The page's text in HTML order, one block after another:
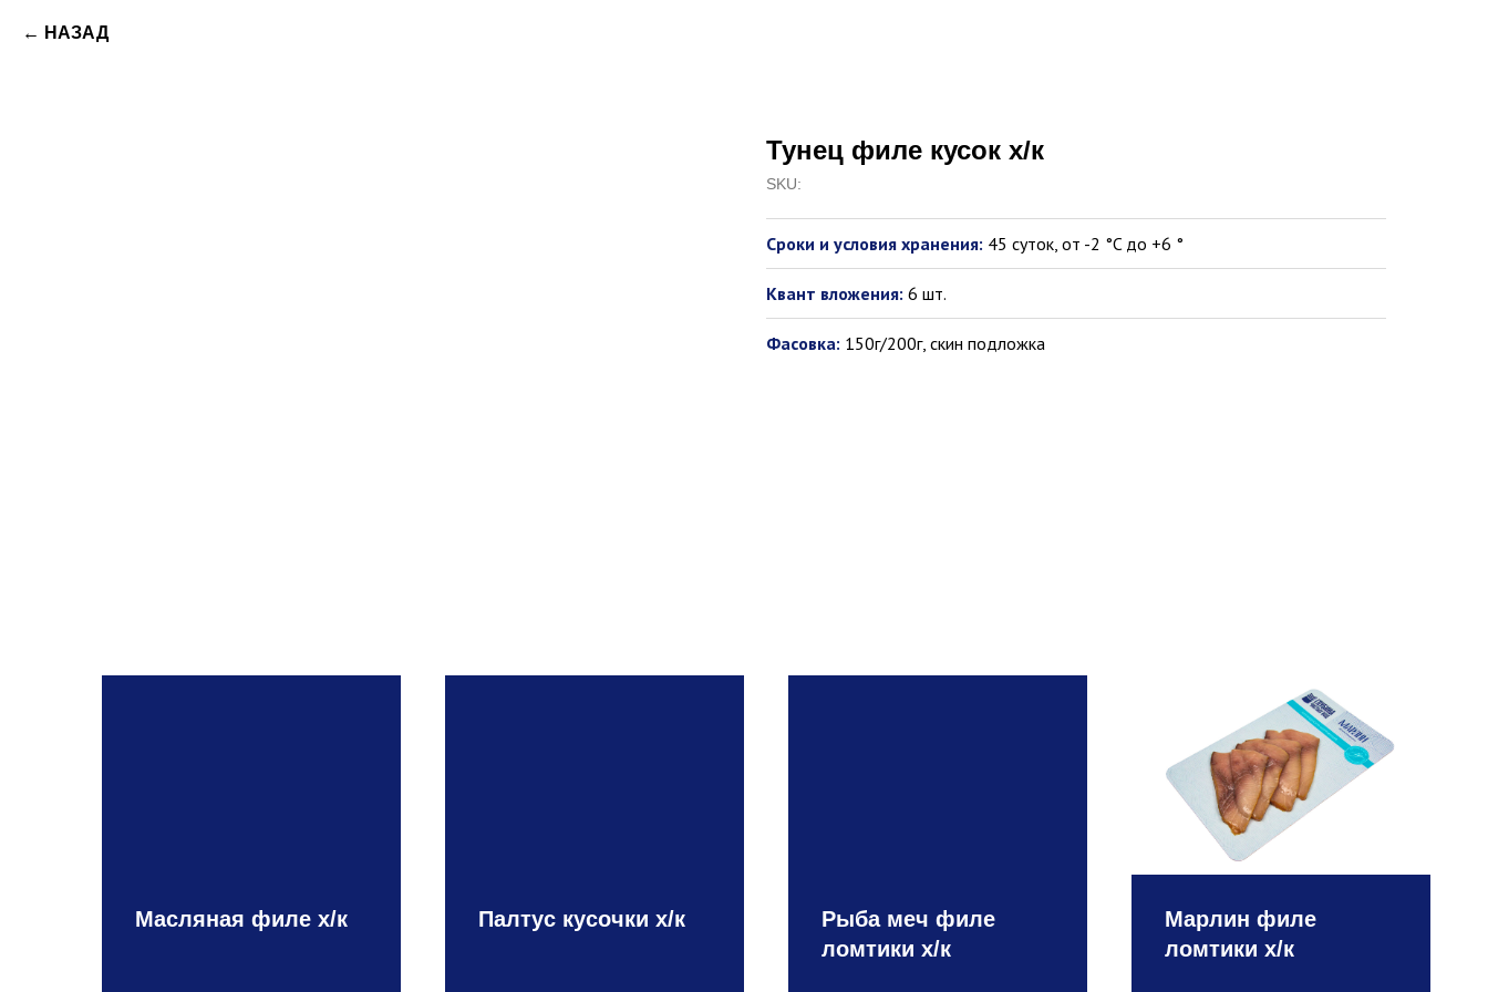
← НАЗАД
Тунец филе кусок х/к
SKU:
Сроки и условия хранения: 45 суток, от -2 °C до +6 °
Квант вложения: 6 шт.
Фасовка: 150г/200г, скин подложка
Масляная филе х/к Палтус кусочки х/к
Рыба меч филе
ломтики х/к
Марлин филе
ломтики х/к